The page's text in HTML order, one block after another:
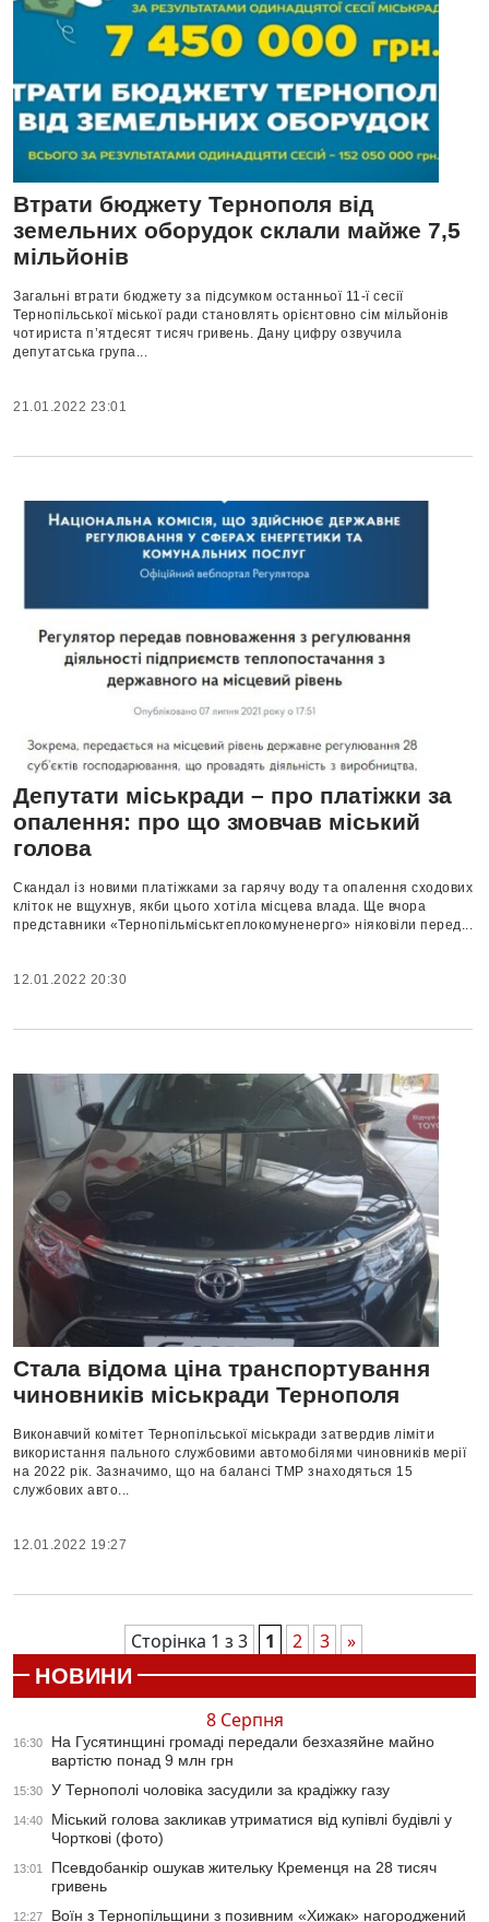
Втрати бюджету Тернополя від
земельних оборудок склали майже 7,5
мільйонів
Загальні втрати бюджету за підсумком останньої 11-ї сесії
Тернопільської міської ради становлять орієнтовно сім мільйонів
чотириста п’ятдесят тисяч гривень. Дану цифру озвучила
депутатська група...
21.01.2022 23:01
Депутати міськради – про платіжки за
опалення: про що змовчав міський
голова
Скандал із новими платіжками за гарячу воду та опалення сходових
кліток не вщухнув, якби цього хотіла місцева влада. Ще вчора
представники «Тернопільміськтеплокомуненерго» ніяковіли перед...
12.01.2022 20:30
Стала відома ціна транспортування
чиновників міськради Тернополя
Виконавчий комітет Тернопільської міськради затвердив ліміти
використання пального службовими автомобілями чиновників мерії
на 2022 рік. Зазначимо, що на балансі ТМР знаходяться 15
службових авто...
12.01.2022 19:27
Сторінка 1 з 3 1 2 3
»
НОВИНИ
8 Серпня
16:30
На Гусятинщині громаді передали безхазяйне майно
вартістю понад 9 млн грн
15:30 У Тернополі чоловіка засудили за крадіжку газу
14:40
Міський голова закликав утриматися від купівлі будівлі у
Чорткові (фото)
13:01
Псевдобанкір ошукав жительку Кременця на 28 тисяч
гривень
12:27 Воїн з Тернопільщини з позивним «Хижак» нагороджений